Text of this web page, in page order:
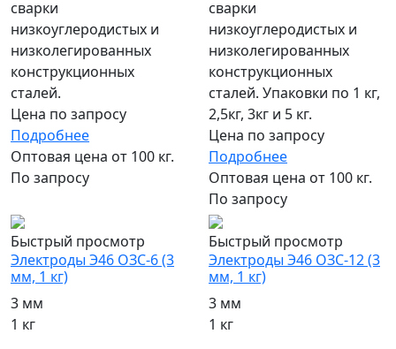
сварки
низкоуглеродистых и
низколегированных
конструкционных
сталей.
Цена по запросу
Подробнее
Оптовая цена от 100 кг.
По запросу
сварки
низкоуглеродистых и
низколегированных
конструкционных
сталей. Упаковки по 1 кг,
2,5кг, 3кг и 5 кг.
Цена по запросу
Подробнее
Оптовая цена от 100 кг.
По запросу
Быстрый просмотр
Электроды Э46 ОЗС-6 (3
мм, 1 кг)
3 мм
1 кг
Быстрый просмотр
Электроды Э46 ОЗС-12 (3
мм, 1 кг)
3 мм
1 кг